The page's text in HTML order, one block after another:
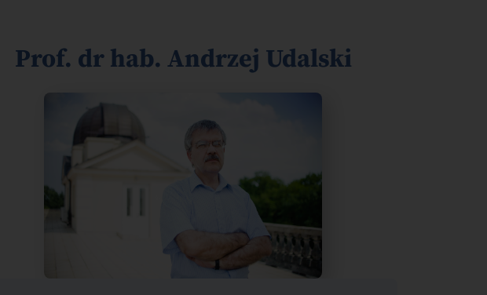
Prof. dr hab. Andrzej Udalski